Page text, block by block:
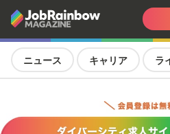
ニュース キャリア ラ